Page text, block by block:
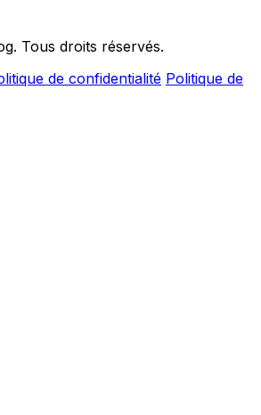
Tous droits réservés.
de confidentialité Politique de